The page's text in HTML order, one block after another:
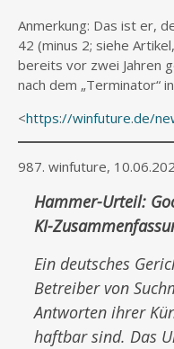
Anmerkung: Das ist er,
42 (minus 2; siehe
bereits vor zwei Jahren
nach dem „Terminator“
<https://winfuture.de/
987. winfuture,
Hammer-Urteil:
KI-
Ein deutsches
Betreiber von
Antworten ihrer
haftbar sind. Das